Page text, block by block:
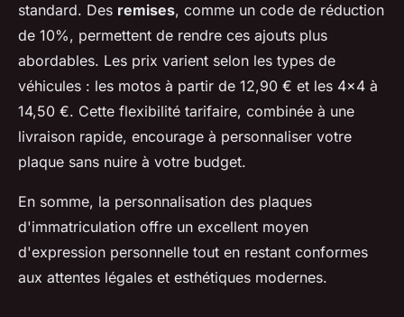
standard. Des remises, comme un code de réduction
de 10%, permettent de rendre ces ajouts plus
abordables. Les prix varient selon les types de
véhicules : les motos à partir de 12,90 € et les 4x4 à
14,50 €. Cette flexibilité tarifaire, combinée à une
livraison rapide, encourage à personnaliser votre
plaque sans nuire à votre budget.
En somme, la personnalisation des plaques
d'immatriculation offre un excellent moyen
d'expression personnelle tout en restant conformes
aux attentes légales et esthétiques modernes.